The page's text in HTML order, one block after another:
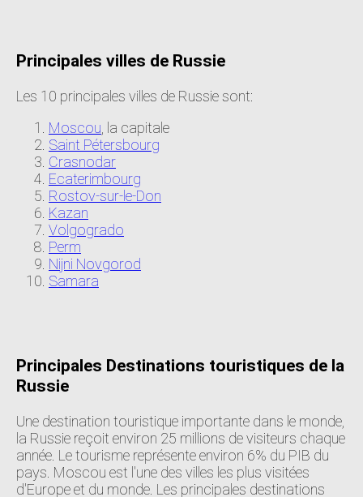
Principales villes de Russie
Les 10 principales villes de Russie sont:
Moscou , la capitale
Saint Pétersbourg
Crasnodar
Ecaterimbourg
Rostov-sur-le-Don
Kazan
Volgogrado
Perm
Nijni Novgorod
Samara
Principales Destinations touristiques de la
Russie
Une destination touristique importante dans le monde,
la Russie reçoit environ 25 millions de visiteurs chaque
année. Le tourisme représente environ 6% du PIB du
pays. Moscou est l'une des villes les plus visitées
d'Europe et du monde. Les principales destinations